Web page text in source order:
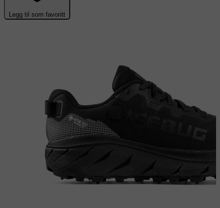
Legg til som favoritt